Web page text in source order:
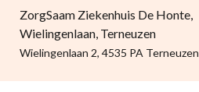
ZorgSaam Ziekenhuis De Honte,
Wielingenlaan, Terneuzen
Wielingenlaan 2, 4535 PA Terneuzen